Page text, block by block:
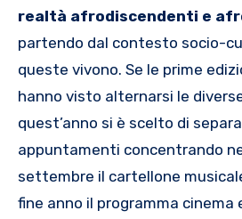
realtà afrodiscendenti e
partendo dal contesto socio-
queste vivono. Se le prime
hanno visto alternarsi le
quest’anno si è scelto di
appuntamenti concentrando
settembre il cartellone
fine anno il programma cinema